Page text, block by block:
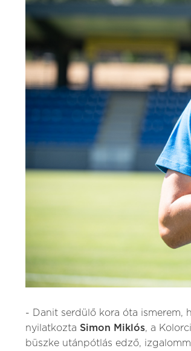
- Danit serdülő kora óta
nyilatkozta Simon Miklós, a
büszke utánpótlás edző,